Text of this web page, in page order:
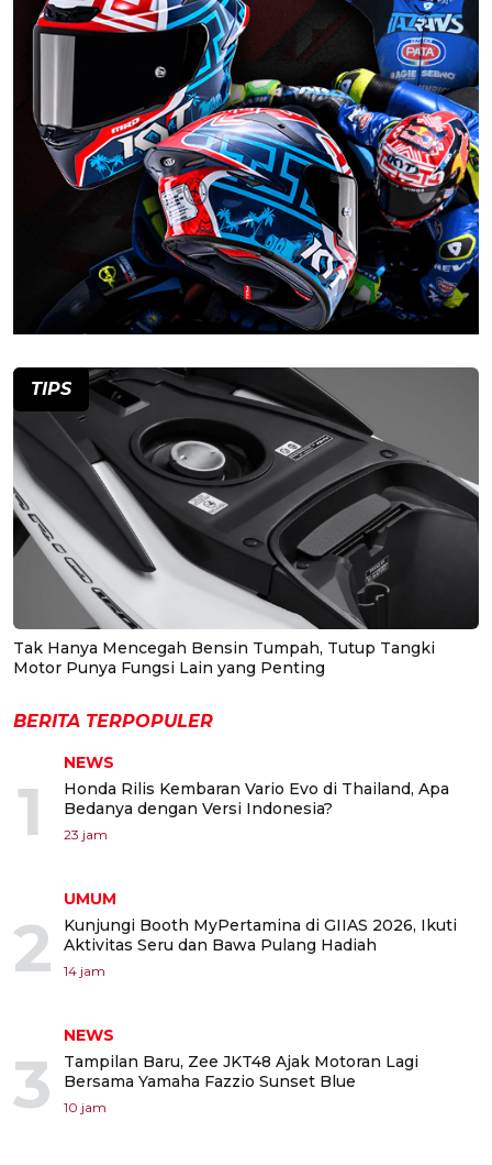
TIPS
Tak Hanya Mencegah Bensin Tumpah, Tutup Tangki
Motor Punya Fungsi Lain yang Penting
BERITA TERPOPULER
1
NEWS
Honda Rilis Kembaran Vario Evo di Thailand, Apa
Bedanya dengan Versi Indonesia?
23 jam
2
UMUM
Kunjungi Booth MyPertamina di GIIAS 2026, Ikuti
Aktivitas Seru dan Bawa Pulang Hadiah
14 jam
3
NEWS
Tampilan Baru, Zee JKT48 Ajak Motoran Lagi
Bersama Yamaha Fazzio Sunset Blue
10 jam